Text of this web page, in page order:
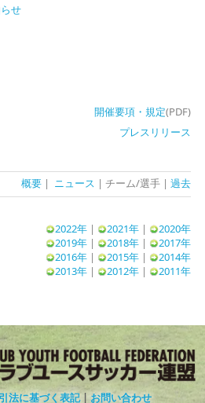
せ
開催要項・規定(PDF)
プレスリリース
概要| ニュース | チーム/選手 | 過去
2022年| 2021年|
2020年
2019年 | 2018年 |
2017年
2016年| 2015年|
2014年
2013年| 2012年| 2011年
法に基づく表記| お問い合わせ